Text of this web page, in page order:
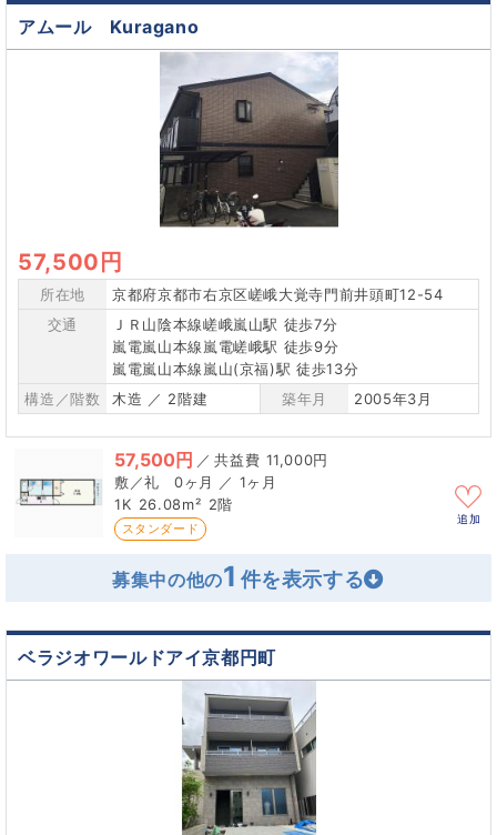
アムール Kuragano
57,500円
所在地
京都府京都市右京区嵯峨大覚寺門前井頭町12-54
交通
ＪＲ山陰本線嵯峨嵐山駅 徒歩7分
嵐電嵐山本線嵐電嵯峨駅 徒歩9分
嵐電嵐山本線嵐山(京福)駅 徒歩13分
構造／階数
木造 ／ 2階建 築年月 2005年3月
57,500円 ／
11,000円
0ヶ月 ／ 1ヶ月
1K 26.08m² 2階
スタンダード
追加
募集中の他の1
ベラジオワールドアイ京都円町